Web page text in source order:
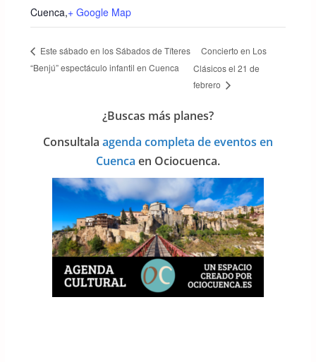
Cuenca,+ Google Map
Este sábado en los Sábados de Títeres
“Benjú” espectáculo infantil en Cuenca
Concierto en Los
Clásicos el 21 de
febrero
¿Buscas más planes?
Consultala agenda completa de eventos en
Cuenca en Ociocuenca.